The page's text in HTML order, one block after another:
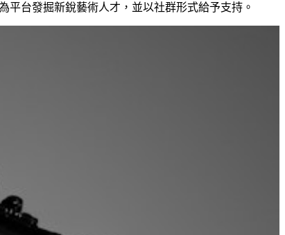
平台發掘新銳藝術人才，並以社群形式給予支持。